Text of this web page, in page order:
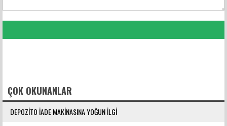
ÇOK OKUNANLAR
DEPOZİTO İADE MAKİNASINA YOĞUN İLGİ